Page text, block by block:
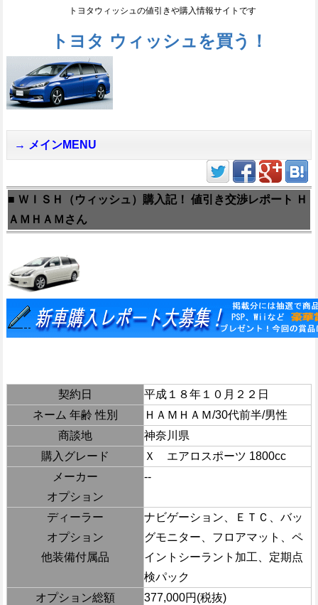
トヨタウィッシュの値引きや購入情報サイトです
トヨタ ウィッシュを買う！
メインMENU
■ ＷＩＳＨ（ウィッシュ）購入記！ 値引き交渉レポート Ｈ
ＡＭＨＡＭさん
契約日
平成１８年１０月２２日
ネーム 年齢 性別
ＨＡＭＨＡＭ/30代前半/男性
商談地
神奈川県
購入グレード
Ｘ エアロスポーツ 1800cc
メーカー
オプション
--
ディーラー
オプション
他装備付属品
ナビゲーション、ＥＴＣ、バッ
グモニター、フロアマット、ペ
イントシーラント加工、定期点
検パック
オプション総額
377,000円(税抜)